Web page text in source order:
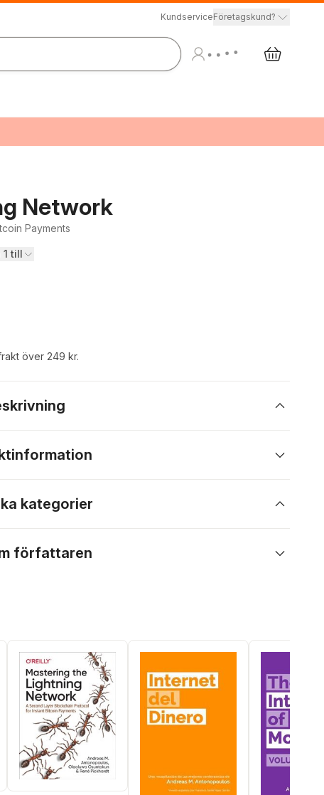
KundserviceFöretagskund?
Network
Payments
1 till
över 249 kr.
kategorier
författaren